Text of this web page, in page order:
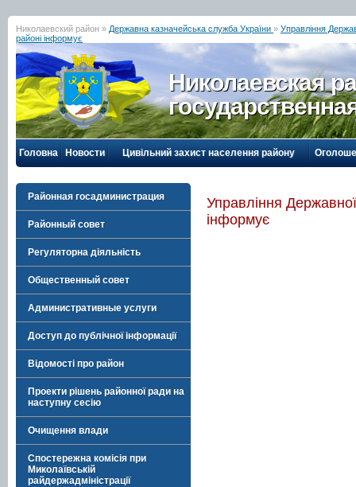
Николаевский район » Державна казначейська служба України » Управління
районі інформує
Николаевская
Головна Новости Цивільний захист населення району
Районная госадминистрация
Районный совет
Регуляторна діяльність
Общественный совет
Административные услуги
Доступ до публічної інформації
Відомості про район
Проекти рішень районної ради на
наступну сесію
Очищення влади
Спостережна комісія при
Миколаївській
райдержадміністрації
Управління
інформує